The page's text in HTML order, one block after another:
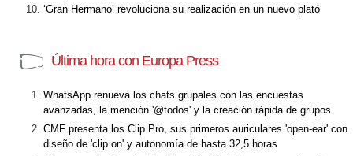
‘Gran Hermano’ revoluciona su realización en un nuevo plató
Última hora con Europa Press
WhatsApp renueva los chats grupales con las encuestas
avanzadas, la mención '@todos' y la creación rápida de grupos
CMF presenta los Clip Pro, sus primeros auriculares 'open-ear' con
diseño de 'clip on' y autonomía de hasta 32,5 horas